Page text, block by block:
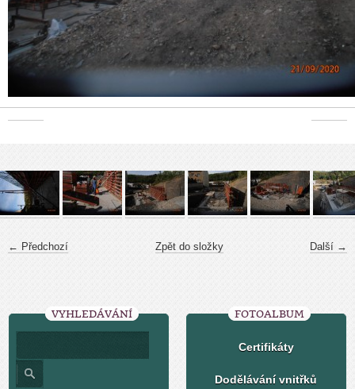
← Předchozí Další →
Zpět do složky
VYHLEDÁVÁNÍ FOTOALBUM
Certifikáty
Dodělávání vnitřků